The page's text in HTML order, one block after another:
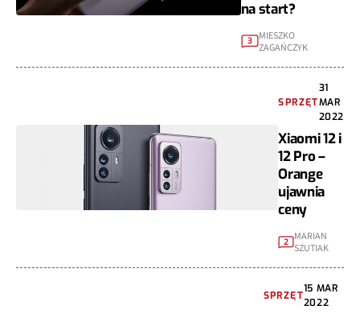
na start?
3
MIESZKO
ZAGAŃCZYK
SPRZĘT
31
MAR
2022
Xiaomi 12 i
12 Pro –
Orange
ujawnia
ceny
2
MARIAN
SZUTIAK
SPRZĘT
15 MAR
2022